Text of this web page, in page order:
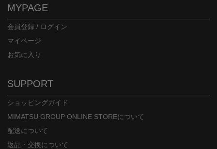
MYPAGE
会員登録 / ログイン
マイページ
お気に入り
SUPPORT
ショッピングガイド
MIMATSU GROUP ONLINE STOREについて
配送について
返品・交換について